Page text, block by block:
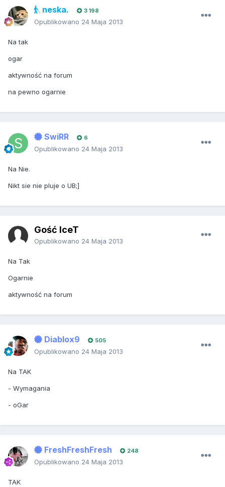
neska. 3 198
Opublikowano 24 Maja 2013
Na tak
ogar
aktywność na forum
na pewno ogarnie
SwiRR 6
Opublikowano 24 Maja 2013
Na Nie.
Nikt sie nie pluje o UB;]
Gość IceT
Opublikowano 24 Maja 2013
Na Tak
Ogarnie
aktywność na forum
Diablox9 505
Opublikowano 24 Maja 2013
Na TAK
- Wymagania
- oGar
FreshFreshFresh 248
Opublikowano 24 Maja 2013
TAK